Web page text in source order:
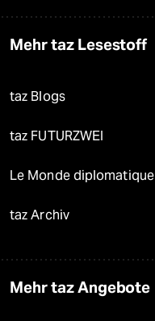
Mehr taz Lesestoff
taz Blogs
taz FUTURZWEI
Le Monde diplomatique
taz Archiv
Mehr taz Angebote